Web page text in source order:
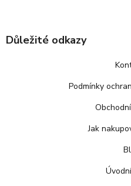
Důležité odkazy
Podmínky
Jak